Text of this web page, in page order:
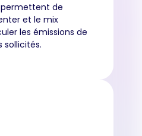
de
et le mix
les émissions de
sollicités.